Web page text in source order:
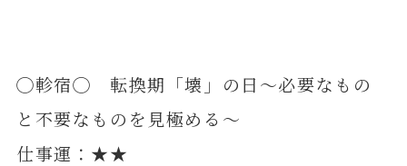
◯軫宿◯ 転換期「壊」の日～必要なもの
と不要なものを見極める～
仕事運：★★